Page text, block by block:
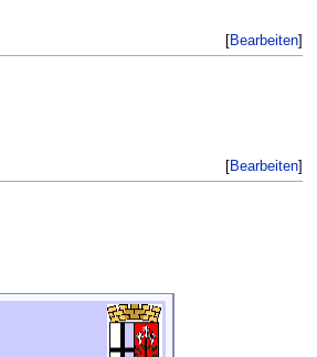
[Bearbeiten]
[Bearbeiten]